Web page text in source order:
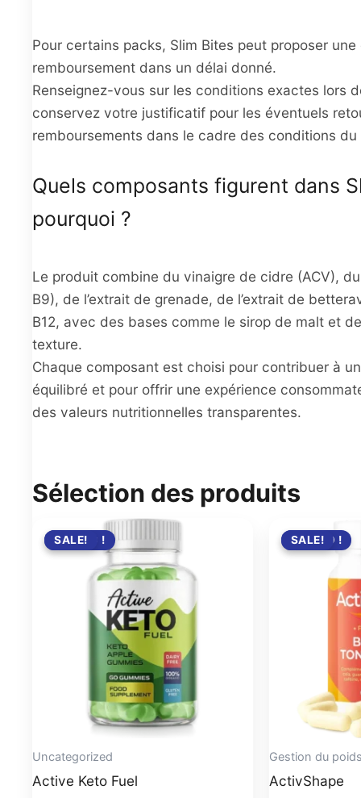
Pour certains packs, Slim Bites peut proposer
remboursement dans un délai donné.
Renseignez-vous sur les conditions exactes lors
conservez votre justificatif pour les éventuels
remboursements dans le cadre des conditions du
Quels composants figurent dans
pourquoi ?
Le produit combine du vinaigre de cidre (ACV),
B9), de l’extrait de grenade, de l’extrait de
B12, avec des bases comme le sirop de malt et
texture.
Chaque composant est choisi pour contribuer à
équilibré et pour offrir une expérience
des valeurs nutritionnelles transparentes.
Sélection des produits
PROMO !
SALE!
Uncategorized
Active Keto Fuel
PROMO !
SALE!
Gestion du
ActivShape